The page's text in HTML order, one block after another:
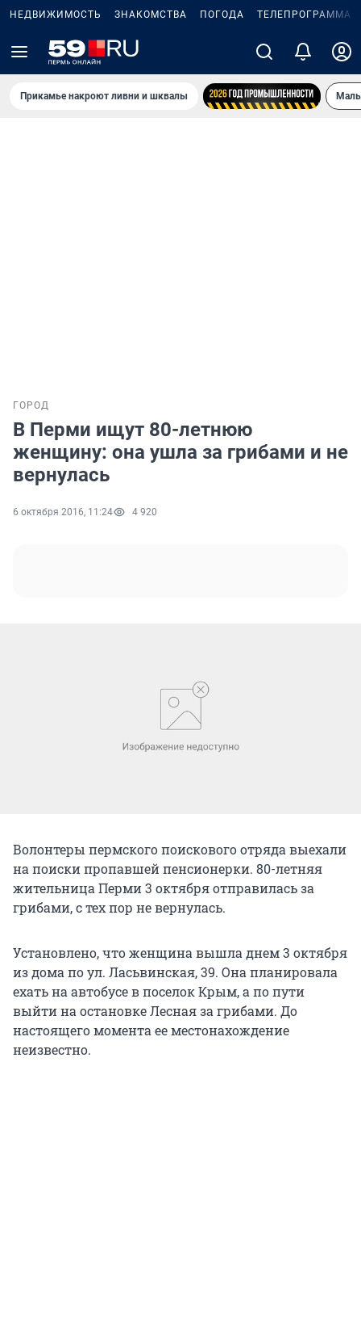
НЕДВИЖИМОСТЬ ЗНАКОМСТВА ПОГОДА ТЕЛЕПРОГРАММА
Прикамье накроют ливни и шквалы
ГОРОД
В Перми ищут 80-летнюю
женщину: она ушла за грибами и не
вернулась
6 октября 2016, 11:24 4 920
Волонтеры пермского поискового отряда выехали
на поиски пропавшей пенсионерки. 80-летняя
жительница Перми 3 октября отправилась за
грибами, с тех пор не вернулась.
Установлено, что женщина вышла днем 3 октября
из дома по ул. Ласьвинская, 39. Она планировала
ехать на автобусе в поселок Крым, а по пути
выйти на остановке Лесная за грибами. До
настоящего момента ее местонахождение
неизвестно.